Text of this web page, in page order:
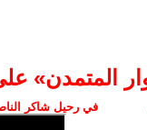
المتمدن»
في رحيل شاكر